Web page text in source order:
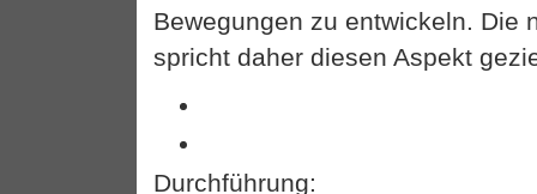
Bewegungen zu entwickeln. Die
spricht daher diesen Aspekt
Durchführung: